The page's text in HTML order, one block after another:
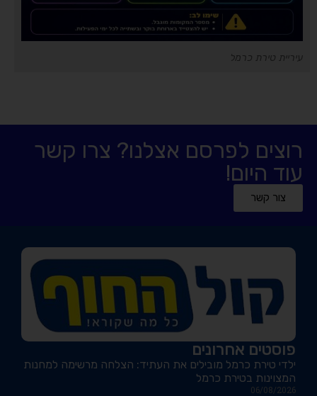
עיריית טירת כרמל
רוצים לפרסם אצלנו? צרו קשר
עוד היום!
צור קשר
פוסטים אחרונים
ילדי טירת כרמל מובילים את העתיד: הצלחה מרשימה למחנות
המצוינות בטירת כרמל
06/08/2026